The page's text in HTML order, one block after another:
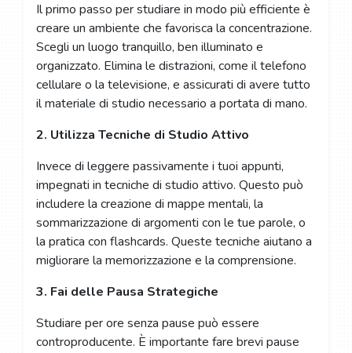
Il primo passo per studiare in modo più efficiente è
creare un ambiente che favorisca la concentrazione.
Scegli un luogo tranquillo, ben illuminato e
organizzato. Elimina le distrazioni, come il telefono
cellulare o la televisione, e assicurati di avere tutto
il materiale di studio necessario a portata di mano.
2. Utilizza Tecniche di Studio Attivo
Invece di leggere passivamente i tuoi appunti,
impegnati in tecniche di studio attivo. Questo può
includere la creazione di mappe mentali, la
sommarizzazione di argomenti con le tue parole, o
la pratica con flashcards. Queste tecniche aiutano a
migliorare la memorizzazione e la comprensione.
3. Fai delle Pausa Strategiche
Studiare per ore senza pause può essere
controproducente. È importante fare brevi pause